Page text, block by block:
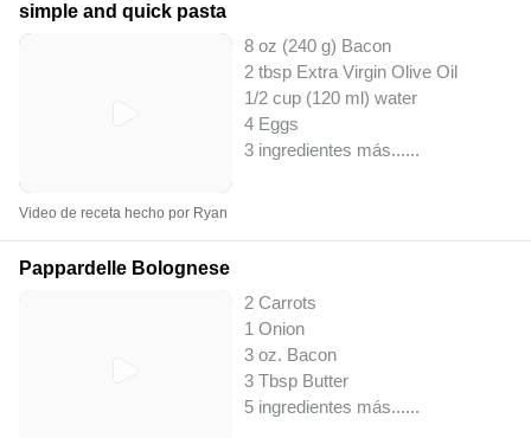
simple and quick pasta
8 oz (240 g) Bacon
2 tbsp Extra Virgin Olive Oil
1/2 cup (120 ml) water
4 Eggs
3 ingredientes más......
Video de receta hecho por Ryan
Pappardelle Bolognese
2 Carrots
1 Onion
3 oz. Bacon
3 Tbsp Butter
5 ingredientes más......